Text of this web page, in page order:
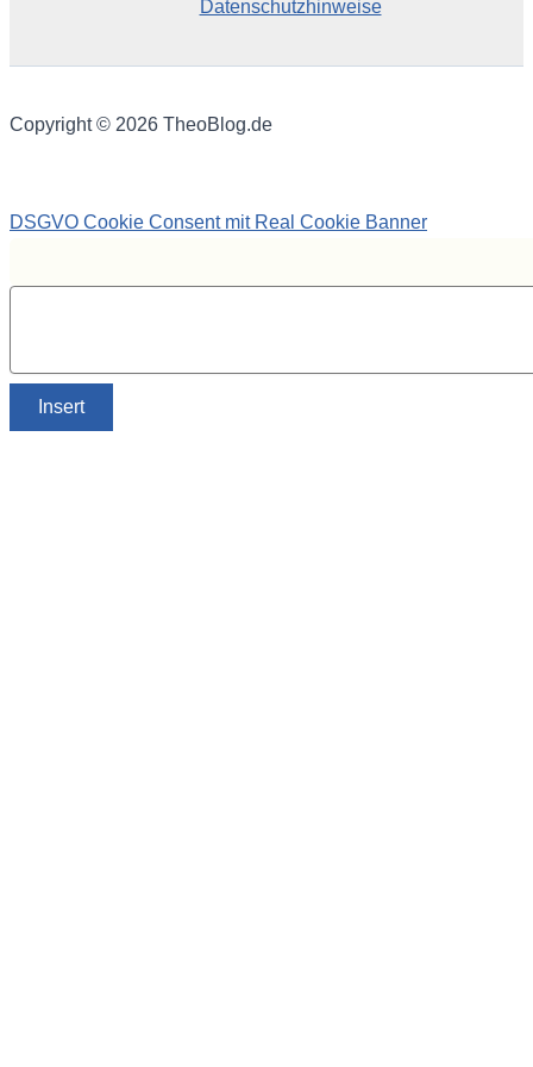
Datenschutzhinweise
Copyright © 2026 TheoBlog.de
DSGVO Cookie Consent mit Real Cookie Banner
Insert